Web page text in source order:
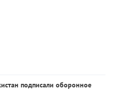
подписали оборонное